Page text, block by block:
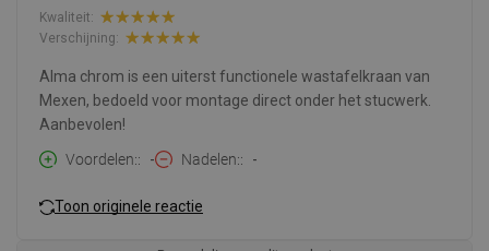
Kwaliteit:
Verschijning:
Alma chrom is een uiterst functionele wastafelkraan van
Mexen, bedoeld voor montage direct onder het stucwerk.
Aanbevolen!
Voordelen:
- Nadelen: -
Toon originele reactie